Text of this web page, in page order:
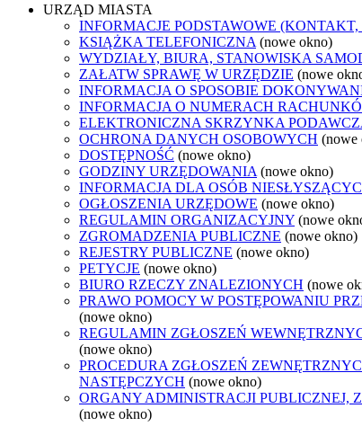
URZĄD MIASTA
INFORMACJE PODSTAWOWE (KONTAKT,
KSIĄŻKA TELEFONICZNA (nowe okno)
WYDZIAŁY, BIURA, STANOWISKA
ZAŁATW SPRAWĘ W URZĘDZIE (nowe
INFORMACJA O SPOSOBIE
INFORMACJA O NUMERACH
ELEKTRONICZNA SKRZYNKA
OCHRONA DANYCH OSOBOWYCH (nowe
DOSTĘPNOŚĆ (nowe okno)
GODZINY URZĘDOWANIA (nowe okno)
INFORMACJA DLA OSÓB
OGŁOSZENIA URZĘDOWE (nowe okno)
REGULAMIN ORGANIZACYJNY (nowe
ZGROMADZENIA PUBLICZNE (nowe okno)
REJESTRY PUBLICZNE (nowe okno)
PETYCJE (nowe okno)
BIURO RZECZY ZNALEZIONYCH (nowe
PRAWO POMOCY W POSTĘPOWANIU
(nowe okno)
REGULAMIN ZGŁOSZEŃ
(nowe okno)
PROCEDURA ZGŁOSZEŃ
NASTĘPCZYCH (nowe okno)
ORGANY ADMINISTRACJI
(nowe okno)